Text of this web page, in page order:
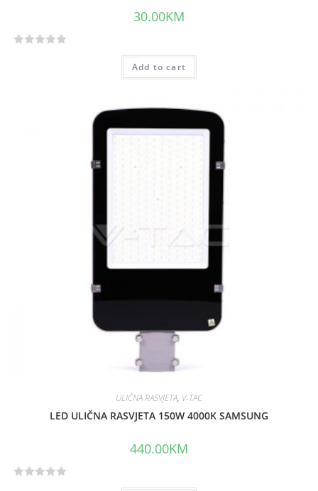
30.00KM
Add to cart
ULIČNA RASVJETA, V-TAC
LED ULIČNA RASVJETA 150W 4000K SAMSUNG
440.00KM